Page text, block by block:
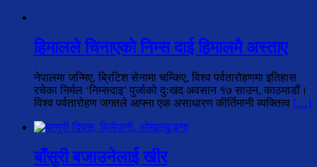
हिमालले चिनाएको निम्स दाई हिमालमै अस्ताए
नेपालमा जन्मिए, ब्रिटिश सेनामा चम्किए, विश्व पर्वतारोहणमा इतिहास
रचेका निर्मल ‘निम्सदाइ’ पुर्जाको दुःखद अवसान १७ साउन, काठमाडौं।
विश्व पर्वतारोहण जगतले आफ्ना एक असाधारण कीर्तिमानी व्यक्तित्व […]
बाँसुरी बजाउनेलाई खीर